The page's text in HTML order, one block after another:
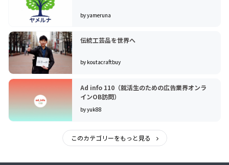
by yameruna
伝統工芸品を世界へ
by koutacraftbuy
Ad info 110（就活生のための広告業界オンラ
インOB訪問）
by yuk88
このカテゴリーをもっと見る